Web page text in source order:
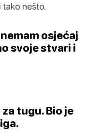
tako nešto.
osjećaj
svoje stvari i
tugu. Bio je